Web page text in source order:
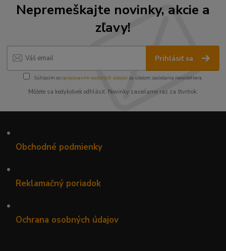
Nepremeškajte novinky, akcie a
zľavy!
Prihlásiť sa
Súhlasím sospracovaním osobných údajov za účelom zasielania newslettera.
Môžete sa kedykoľvek odhlásiť. Novinky zasielame raz za štvrťrok.
•
Obchodné podmienky
•
Reklamačný poriadok
•
Ochrana osobných údajov